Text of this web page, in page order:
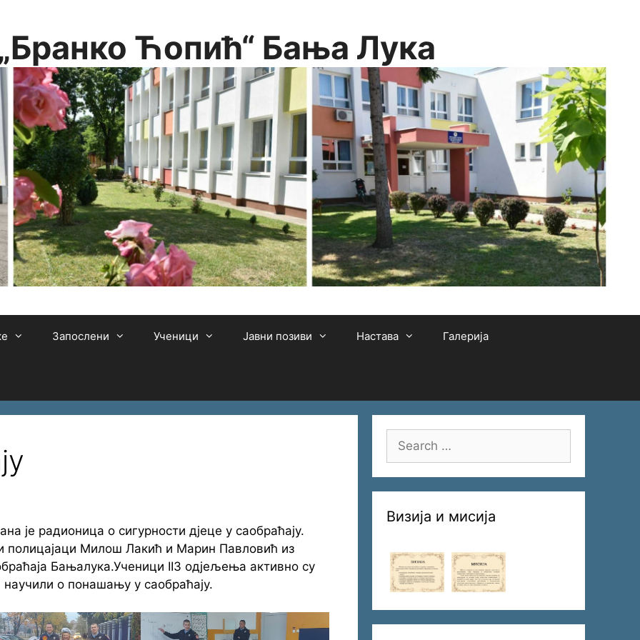
Ћопић“ Бања Лука
Запослени Ученици Јавни позиви Настава Галерија
је радионица о сигурности дјеце у саобраћају.
полицајаци Милош Лакић и Марин Павловић из
Бањалука.Ученици II3 одјељења активно су
о понашању у саобраћају.
Search
for:
Визија и мисија